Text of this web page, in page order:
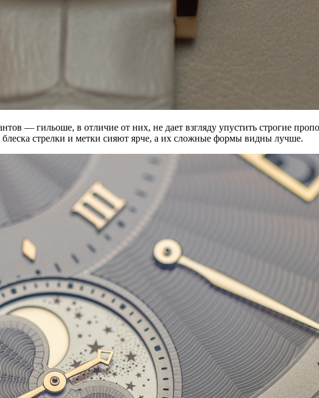
— гильоше, в отличие от них, не дает взгляду упустить строгие
стрелки и метки сияют ярче, а их сложные формы видны лучше.